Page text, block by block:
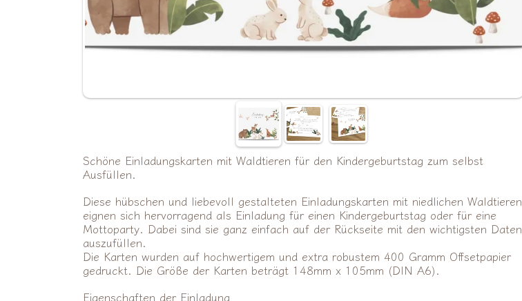
Schöne Einladungskarten mit Waldtieren für den Kindergeburtstag zum selbst
Ausfüllen.
Diese hübschen und liebevoll gestalteten Einladungskarten mit niedlichen Waldtieren
eignen sich hervorragend als Einladung für einen Kindergeburtstag oder für eine
Mottoparty. Dabei sind sie ganz einfach auf der Rückseite mit den wichtigsten Daten
auszufüllen.
Die Karten wurden auf hochwertigem und extra robustem 400 Gramm Offsetpapier
gedruckt. Die Größe der Karten beträgt 148mm x 105mm (DIN A6).
Eigenschaften der Einladung